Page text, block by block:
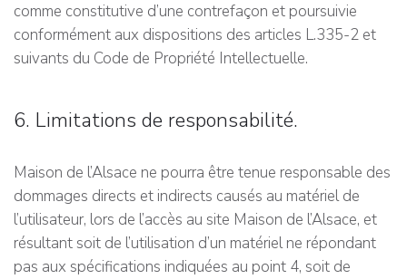
comme constitutive d’une contrefaçon et poursuivie
conformément aux dispositions des articles L.335-2 et
suivants du Code de Propriété Intellectuelle.
6. Limitations de responsabilité.
Maison de l’Alsace ne pourra être tenue responsable des
dommages directs et indirects causés au matériel de
l’utilisateur, lors de l’accès au site Maison de l’Alsace, et
résultant soit de l’utilisation d’un matériel ne répondant
pas aux spécifications indiquées au point 4, soit de